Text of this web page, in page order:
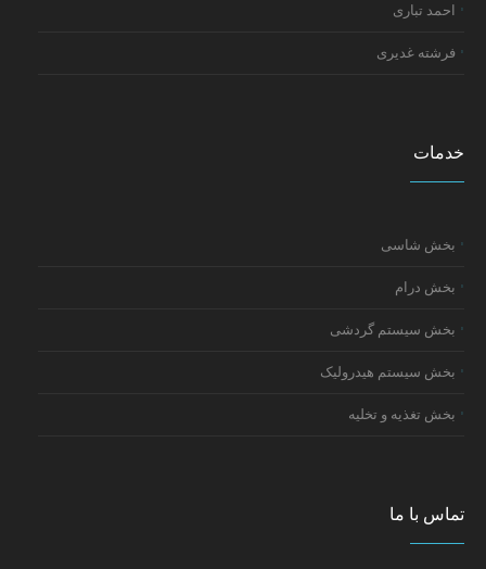
احمد تباری
فرشته غدیری
خدمات
بخش شاسی
بخش درام
بخش سیستم گردشی
بخش سیستم هیدرولیک
بخش تغذیه و تخلیه
تماس با ما